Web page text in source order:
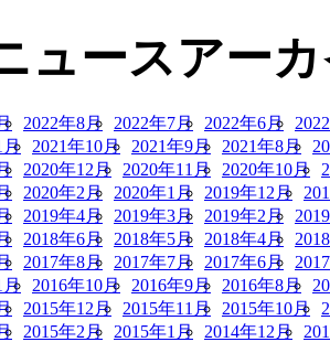
ュースアー
2022年8月 2022年7月 2022年6月
月
2021年10月 2021年9月 2021年8月
2020年12月 2020年11月 2020年10月
2020年2月 2020年1月 2019年12月
2019年4月 2019年3月 2019年2月
2018年6月 2018年5月 2018年4月
2017年8月 2017年7月 2017年6月
月
2016年10月 2016年9月 2016年8月
2015年12月 2015年11月 2015年10月
2015年2月 2015年1月 2014年12月